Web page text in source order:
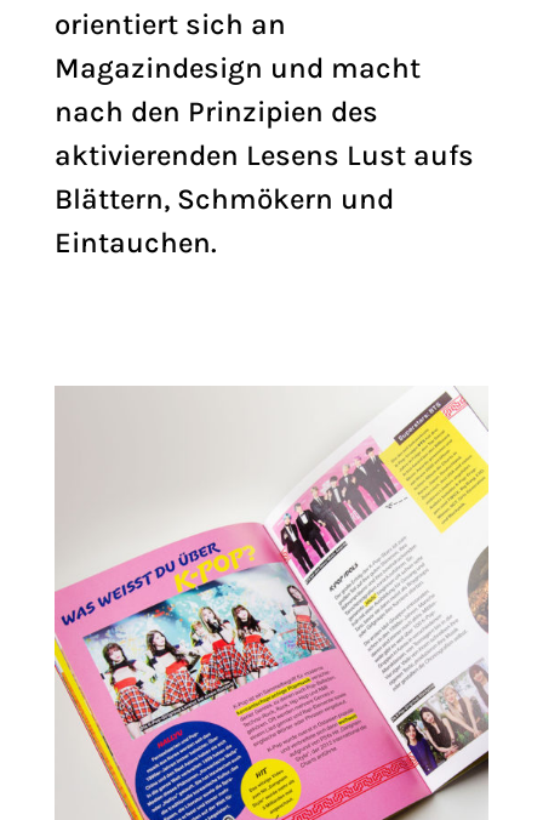
orientiert sich an
Magazindesign und macht
nach den Prinzipien des
aktivierenden Lesens Lust aufs
Blättern, Schmökern und
Eintauchen.